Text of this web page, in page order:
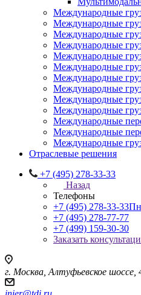
Международные
Международные
Международные
Международные
Международные
Международные
Международные
Международные
Международные
Международные
Международные
Международные
Международные
Отраслевые решения
+7 (495) 278-33-33
Назад
Телефоны
+7 (495) 278-33-33
+7 (495) 278-77-77
+7 (499) 159-30-30
Заказать
г. Москва, Алтуфьевское шоссе,